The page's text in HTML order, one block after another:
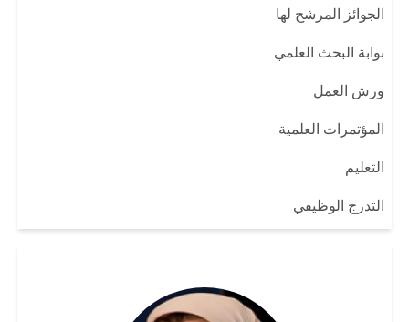
الجوائز المرشح لها
بوابة البحث العلمي
ورش العمل
المؤتمرات العلمية
التعليم
التدرج الوظيفي